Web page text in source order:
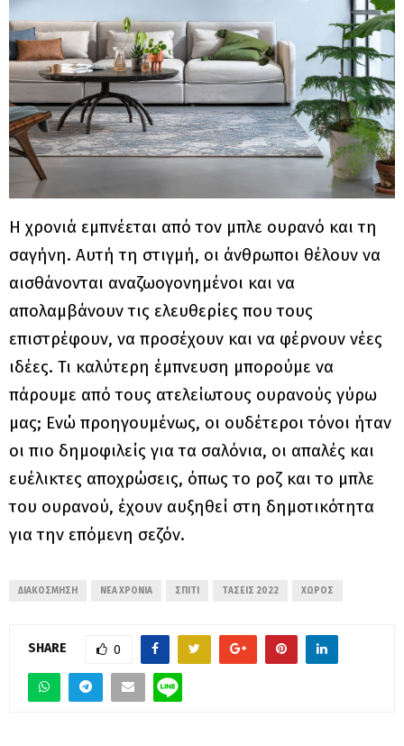
Η χρονιά εμπνέεται από τον μπλε ουρανό και τη
σαγήνη. Αυτή τη στιγμή, οι άνθρωποι θέλουν να
αισθάνονται αναζωογονημένοι και να
απολαμβάνουν τις ελευθερίες που τους
επιστρέφουν, να προσέχουν και να φέρνουν νέες
ιδέες. Τι καλύτερη έμπνευση μπορούμε να
πάρουμε από τους ατελείωτους ουρανούς γύρω
μας; Ενώ προηγουμένως, οι ουδέτεροι τόνοι ήταν
οι πιο δημοφιλείς για τα σαλόνια, οι απαλές και
ευέλικτες αποχρώσεις, όπως το ροζ και το μπλε
του ουρανού, έχουν αυξηθεί στη δημοτικότητα
για την επόμενη σεζόν.
ΔΙΑΚΌΣΜΗΣΗ ΝΈΑ ΧΡΟΝΙΆ ΣΠΊΤΙ ΤΆΣΕΙΣ 2022 ΧΏΡΟΣ
SHARE 0